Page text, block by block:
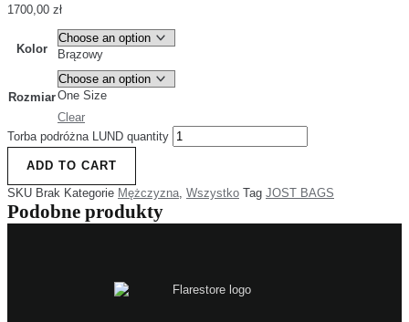
1700,00 zł
Kolor Brązowy
RozmiarOne Size
Clear
Torba podróżna LUND quantity
ADD TO CART
SKU Brak Kategorie Mężczyzna, Wszystko Tag JOST BAGS
Podobne produkty